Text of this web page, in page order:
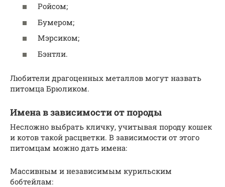
Ройсом;
Бумером;
Мэрсиком;
Бэнтли.
Любители драгоценных металлов могут назвать
питомца Брюликом.
Имена в зависимости от породы
Несложно выбрать кличку, учитывая породу кошек
и котов такой расцветки. В зависимости от этого
питомцам можно дать имена:
Массивным и независимым курильским
бобтейлам: